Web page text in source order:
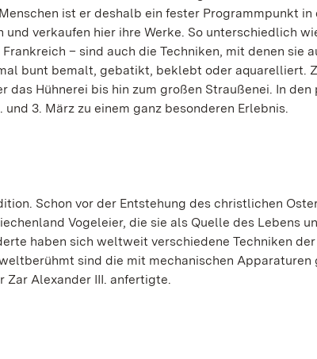
ist er deshalb ein fester Programmpunkt in
verkaufen hier ihre Werke. So unterschiedlich
– sind auch die Techniken, mit denen sie
bunt bemalt, gebatikt, beklebt oder aquarelliert.
Hühnerei bis hin zum großen Straußenei. In den
3. März zu einem ganz besonderen Erlebnis.
Schon vor der Entstehung des christlichen
Vogeleier, die sie als Quelle des Lebens
haben sich weltweit verschiedene Techniken der
sind die mit mechanischen Apparaturen
Zar Alexander III. anfertigte.